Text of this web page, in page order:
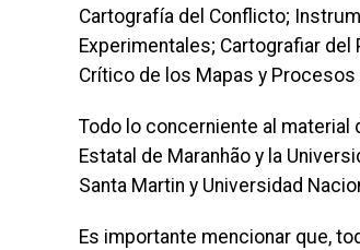
Cartografía del Conflicto;
Experimentales; Cartografiar
Crítico de los Mapas y
Todo lo concerniente al
Estatal de Maranhão y la
Santa Martin y Universidad
Es importante mencionar que,